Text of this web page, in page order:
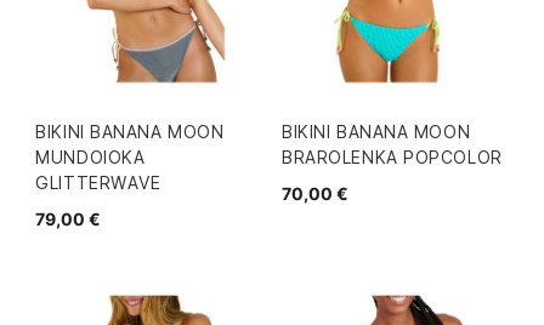
BIKINI BANANA MOON
MUNDOIOKA
GLITTERWAVE
79,00 €
BIKINI BANANA MOON
BRAROLENKA POPCOLOR
70,00 €